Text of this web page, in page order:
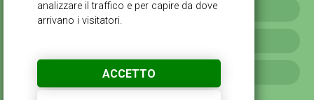
ACCETTO
Servizi antilarvali, adulticidi invernali
Disinfestazione da cimici verdi